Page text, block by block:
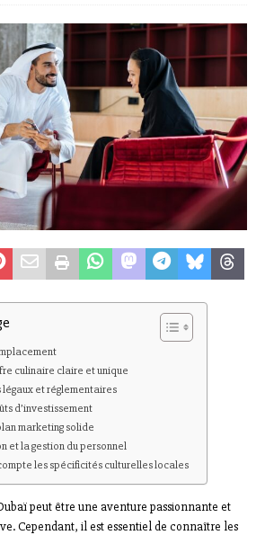
culinaire claire et unique
légaux et réglementaires
d’investissement
marketing solide
et la gestion du personnel
les spécificités culturelles locales
peut être une aventure passionnante et
Cependant, il est essentiel de connaître les